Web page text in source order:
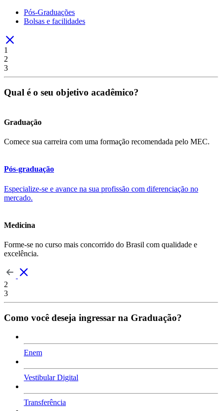
Pós-Graduações
Bolsas e facilidades
1
2
3
Qual é o seu objetivo acadêmico?
Graduação
Comece sua carreira com uma formação recomendada pelo MEC.
Pós-graduação
Especialize-se e avance na sua profissão com diferenciação no
mercado.
Medicina
Forme-se no curso mais concorrido do Brasil com qualidade e
excelência.
2
3
Como você deseja ingressar na Graduação?
Enem
Vestibular Digital
Transferência